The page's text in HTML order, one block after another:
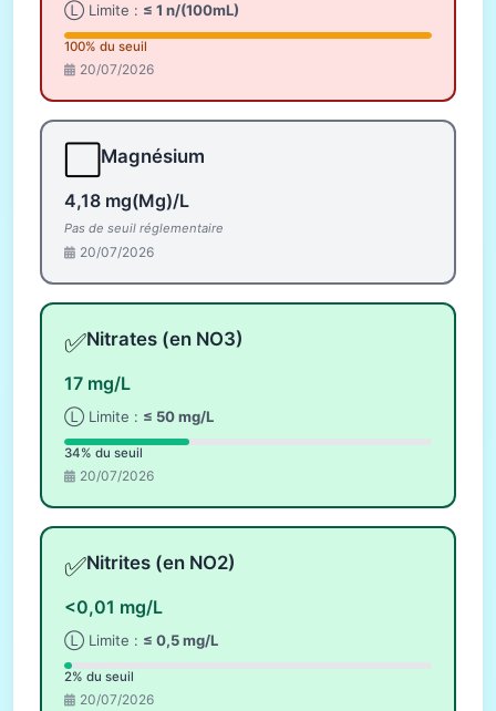
Ⓛ Limite : ≤ 1 n/(100mL)
100% du seuil
20/07/2026
Magnésium
4,18 mg(Mg)/L
Pas de seuil réglementaire
20/07/2026
✅Nitrates (en NO3)
17 mg/L
Ⓛ Limite : ≤ 50 mg/L
34% du seuil
20/07/2026
✅Nitrites (en NO2)
<0,01 mg/L
Ⓛ Limite : ≤ 0,5 mg/L
2% du seuil
20/07/2026